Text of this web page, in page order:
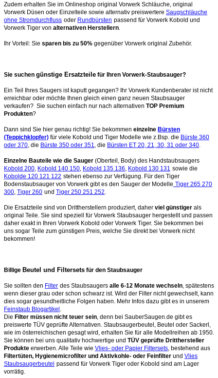
Zudem erhalten Sie im Onlineshop original Vorwerk Schläuche, original
Vorwerk Düsen oder Einzelteile sowie alternativ preiswertere Saugschläuche
ohne Stromdurchfluss oder Rundbürsten passend für Vorwerk Kobold und
Vorwerk Tiger von alternativen Herstellern
Ihr Vorteil: Sie sparen bis zu 50% gegenüber Vorwerk original Zubehör.
Sie suchen günstige Ersatzteile für Ihren Vorwerk-Staubsauger?
Ein Teil Ihres Saugers ist kaputt gegangen? Ihr Vorwerk Kundenberater ist nicht
erreichbar oder möchte Ihnen gleich einen ganz neuen Staubsauger
verkaufen? Sie suchen einfach nur nach alternativen TOP Premium
Produkten?
Dann sind Sie hier genau richtig! Sie bekommen einzelne Bürsten
(Teppichklopfer) für viele Kobold und Tiger Modelle wie z.Bsp. die Bürste 360
oder 370 , die Bürste 350 oder 351 , die Bürsten ET 20, 21, 30, 31 oder 340
Einzelne Bauteile wie die Sauger (Oberteil, Body) des Handstaubsaugers
Kobold 200 Kobold 140 150 Kobold 135 136 Kobold 130 131 sowie die
Kobolde 120 121 122 stehen ebenso zur Verfügung. Für den Tiger
Bodenstaubsauger von Vorwerk gibt es den Sauger der Modelle Tiger 265 270
300 Tiger 260 und Tiger 250 251 252
Die Ersatzteile sind von Drittherstellern produziert, daher viel günstiger als
original Teile. Sie sind speziell für Vorwerk Staubsauger hergestellt und passen
daher exakt in Ihren Vorwerk Kobold oder Vorwerk Tiger. Sie bekommen bei
uns sogar Teile zum günstigen Preis, welche Sie direkt bei Vorwerk nicht
bekommen!
Billige Beutel und Filtersets für den Staubsauger
Sie sollten den Filter des Staubsaugers alle 6-12 Monate wechseln , spätestens
wenn dieser grau oder schon schwarz ist. Wird der Filter nicht gewechselt, kann
dies sogar gesundheitliche Folgen haben. Mehr Infos dazu gibt es in unserem
Feinstaub Blogartikel
Die Filter müssen nicht teuer sein , denn bei SauberSaugen.de gibt es
preiswerte TÜV geprüfte Alternativen. Staubsaugerbeutel, Beutel oder Sackerl,
wie im österreichischen gesagt wird, erhalten Sie für alle Modellreihen ab 1950.
Sie können bei uns qualitativ hochwertige und TÜV geprüfte Dritthersteller
Produkte erwerben. Alle Teile wie Vlies- oder Papier Filtersets , bestehend aus
Filtertüten, Hygienemicrofilter und Aktivkohle- oder Feinfilter und Vlies
Staubsaugerbeutel passend für Vorwerk Tiger oder Kobold sind am Lager
vorrätig.